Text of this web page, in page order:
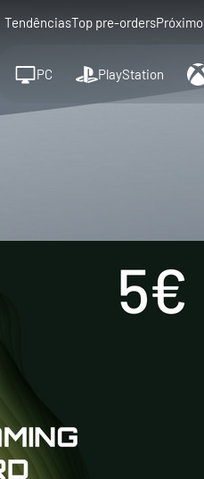
TendênciasTop pre-orders
PC PlayStation